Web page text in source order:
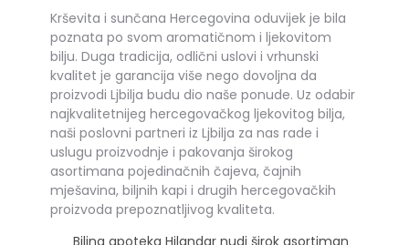
Krševita i sunčana Hercegovina oduvijek je bila
poznata po svom aromatičnom i ljekovitom
bilju. Duga tradicija, odlični uslovi i vrhunski
kvalitet je garancija više nego dovoljna da
proizvodi Ljbilja budu dio naše ponude. Uz odabir
najkvalitetnijeg hercegovačkog ljekovitog bilja,
naši poslovni partneri iz Ljbilja za nas rade i
uslugu proizvodnje i pakovanja širokog
asortimana pojedinačnih čajeva, čajnih
mješavina, biljnih kapi i drugih hercegovačkih
proizvoda prepoznatljivog kvaliteta.
Biljna apoteka Hilandar nudi širok asortiman